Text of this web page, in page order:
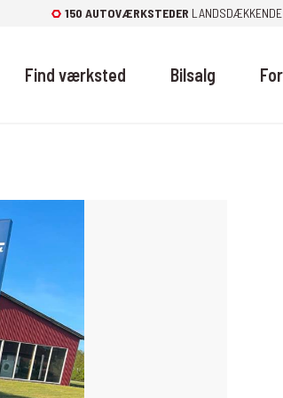
150 AUTOVÆRKSTEDER LANDSDÆKKENDE
Find værksted Bilsalg